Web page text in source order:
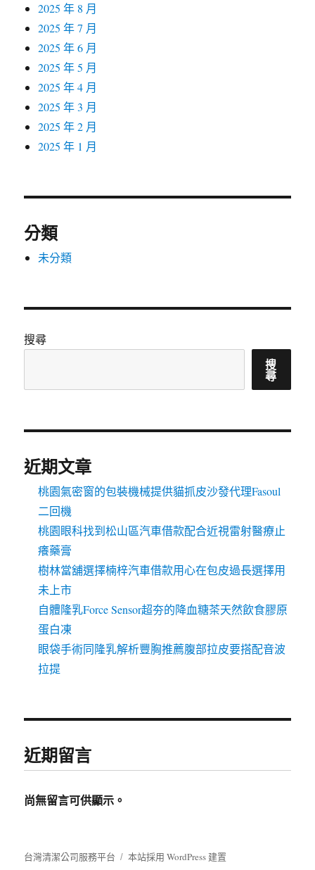
2025 年 8 月
2025 年 7 月
2025 年 6 月
2025 年 5 月
2025 年 4 月
2025 年 3 月
2025 年 2 月
2025 年 1 月
分類
未分類
搜尋
搜
尋
近期文章
桃園氣密窗的包裝機械提供貓抓皮沙發代理Fasoul
二回機
桃園眼科找到松山區汽車借款配合近視雷射醫療止
癢藥膏
樹林當舖選擇楠梓汽車借款用心在包皮過長選擇用
未上市
自體隆乳Force Sensor超夯的降血糖茶天然飲食膠原
蛋白凍
眼袋手術同隆乳解析豐胸推薦腹部拉皮要搭配音波
拉提
近期留言
尚無留言可供顯示。
台灣清潔公司服務平台 本站採用 WordPress 建置